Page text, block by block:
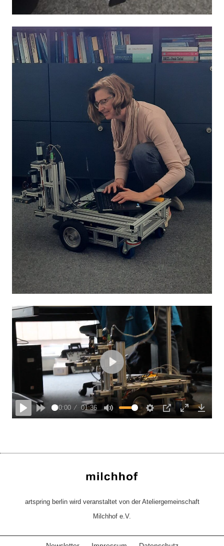
Rewind
PlayForward
00:00 01:36
Mute Settings
PIP Enter
Play
artspring berlin wird veranstaltet von der Ateliergemeinschaft
Milchhof e.V.